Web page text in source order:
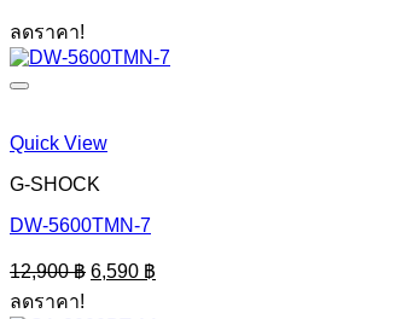
ลดราคา!
Quick View
G-SHOCK
DW-5600TMN-7
12,900฿ Original
price
6,590 ฿
price
ลดราคา!